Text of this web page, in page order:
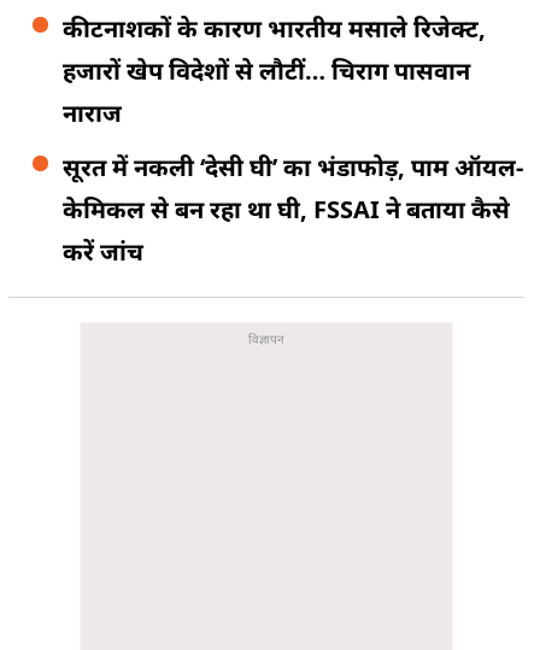
कीटनाशकों के कारण भारतीय मसाले रिजेक्ट,
हजारों खेप विदेशों से लौटीं… चिराग पासवान
नाराज
सूरत में नकली ‘देसी घी’ का भंडाफोड़, पाम ऑयल-
केमिकल से बन रहा था घी, FSSAI ने बताया कैसे
करें जांच